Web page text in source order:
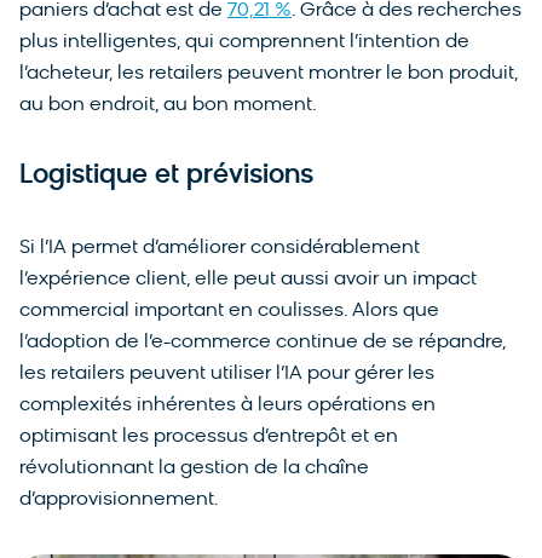
paniers d’achat est de 70,21 %. Grâce à des recherches
plus intelligentes, qui comprennent l’intention de
l’acheteur, les retailers peuvent montrer le bon produit,
au bon endroit, au bon moment.
Logistique et prévisions
Si l’IA permet d’améliorer considérablement
l’expérience client, elle peut aussi avoir un impact
commercial important en coulisses. Alors que
l’adoption de l’e-commerce continue de se répandre,
les retailers peuvent utiliser l’IA pour gérer les
complexités inhérentes à leurs opérations en
optimisant les processus d’entrepôt et en
révolutionnant la gestion de la chaîne
d’approvisionnement.